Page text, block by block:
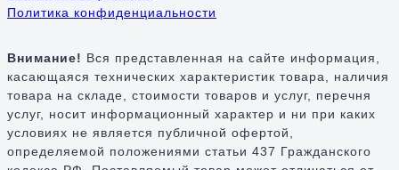
Политика конфиденциальности
Внимание! Вся представленная на сайте информация,
касающаяся технических характеристик товара, наличия
товара на складе, стоимости товаров и услуг, перечня
услуг, носит информационный характер и ни при каких
условиях не является публичной офертой,
определяемой положениями статьи 437 Гражданского